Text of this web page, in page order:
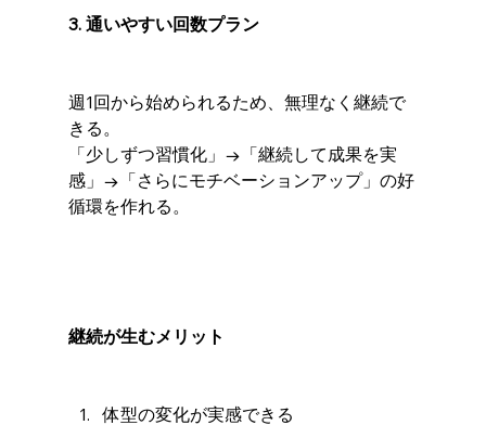
3. 通いやすい回数プラン
週1回から始められるため、無理なく継続で
きる。
「少しずつ習慣化」→「継続して成果を実
感」→「さらにモチベーションアップ」の好
循環を作れる。
継続が生むメリット
体型の変化が実感できる